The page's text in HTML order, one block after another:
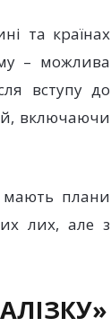
та країнах
– можлива
вступу до
включаючи
мають плани
лих, але з